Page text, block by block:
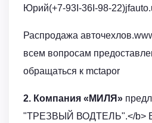
Юрий(+7-93I-36I-98-
Распродажа
всем вопросам
обращаться к mctapor
2. Компания «МИЛЯ»
"ТРЕЗВЫЙ ВОДТЕЛЬ".</b>